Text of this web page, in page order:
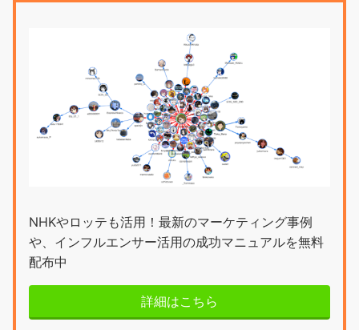
NHKやロッテも活用！最新のマーケティング事例
や、インフルエンサー活用の成功マニュアルを無料
配布中
詳細はこちら